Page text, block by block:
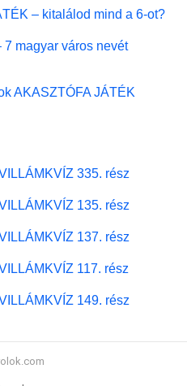
– kitalálod mind a 6-ot?
magyar város nevét
AKASZTÓFA JÁTÉK
335. rész
135. rész
137. rész
117. rész
149. rész